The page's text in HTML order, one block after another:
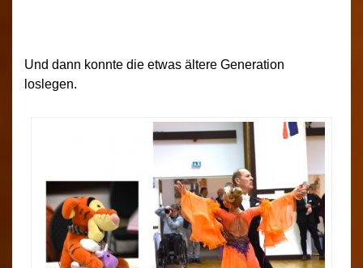
Und dann konnte die etwas ältere Generation
loslegen.